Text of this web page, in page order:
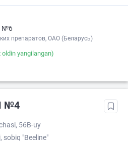
№6
препаратов, ОАО (Беларусь)
yangilangan)
№4
56B-uy
sobiq "Beeline"